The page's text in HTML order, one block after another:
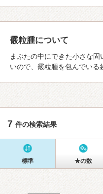
霰粒腫について
まぶたの中にできた小さな
いので、霰粒腫を包んでいる
7 件の検索結果
標準 ★の数